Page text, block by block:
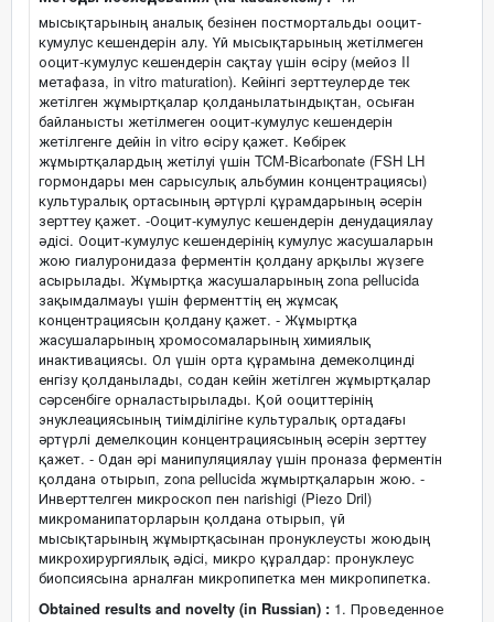
мысықтарының аналық безінен постмортальды ооцит-
кумулус кешендерін алу. Үй мысықтарының жетілмеген
ооцит-кумулус кешендерін сақтау үшін өсіру (мейоз II
метафаза, in vitro maturation). Кейінгі зерттеулерде тек
жетілген жұмыртқалар қолданылатындықтан, осыған
байланысты жетілмеген ооцит-кумулус кешендерін
жетілгенге дейін in vitro өсіру қажет. Көбірек
жұмыртқалардың жетілуі үшін TCM-Bicarbonate (FSH LH
гормондары мен сарысулық альбумин концентрациясы)
культуралық ортасының әртүрлі құрамдарының әсерін
зерттеу қажет. -Ооцит-кумулус кешендерін денудациялау
әдісі. Ооцит-кумулус кешендерінің кумулус жасушаларын
жою гиалуронидаза ферментін қолдану арқылы жүзеге
асырылады. Жұмыртқа жасушаларының zona pellucida
зақымдалмауы үшін ферменттің ең жұмсақ
концентрациясын қолдану қажет. - Жұмыртқа
жасушаларының хромосомаларының химиялық
инактивациясы. Ол үшін орта құрамына демеколцинді
енгізу қолданылады, содан кейін жетілген жұмыртқалар
сәрсенбіге орналастырылады. Қой ооциттерінің
энуклеациясының тиімділігіне культуралық ортадағы
әртүрлі демелкоцин концентрациясының әсерін зерттеу
қажет. - Одан әрі манипуляциялау үшін проназа ферментін
қолдана отырып, zona pellucida жұмыртқаларын жою. -
Инверттелген микроскоп пен narishigi (Piezo Dril)
микроманипаторларын қолдана отырып, үй
мысықтарының жұмыртқасынан пронуклеусты жоюдың
микрохирургиялық әдісі, микро құралдар: пронуклеус
биопсиясына арналған микропипетка мен микропипетка.
Obtained results and novelty (in Russian) : 1. Проведенное